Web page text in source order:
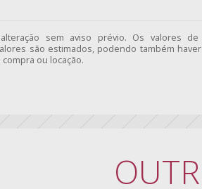
sem aviso prévio. Os valores
são estimados, podendo também
ou locação.